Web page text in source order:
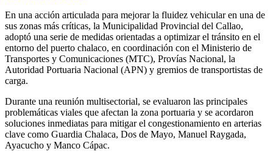
En una acción articulada para mejorar la fluidez vehicular en una de
sus zonas más críticas, la Municipalidad Provincial del Callao,
adoptó una serie de medidas orientadas a optimizar el tránsito en el
entorno del puerto chalaco, en coordinación con el Ministerio de
Transportes y Comunicaciones (MTC), Provías Nacional, la
Autoridad Portuaria Nacional (APN) y gremios de transportistas de
carga.
Durante una reunión multisectorial, se evaluaron las principales
problemáticas viales que afectan la zona portuaria y se acordaron
soluciones inmediatas para mitigar el congestionamiento en arterias
clave como Guardia Chalaca, Dos de Mayo, Manuel Raygada,
Ayacucho y Manco Cápac.